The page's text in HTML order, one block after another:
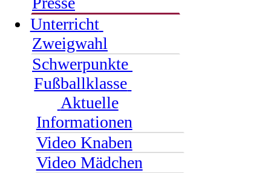
Unterricht
Zweigwahl
Schwerpunkte
Fußballklasse
Aktuelle
Informationen
Video Knaben
Video Mädchen